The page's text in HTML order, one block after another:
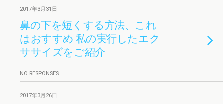
2017年3月31日
鼻の下を短くする方法、これ
はおすすめ 私の実行したエク
ササイズをご紹介
NO RESPONSES
2017年3月26日